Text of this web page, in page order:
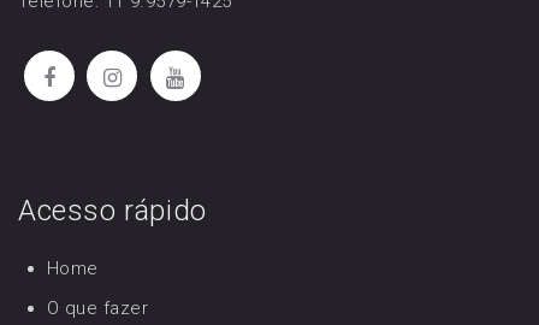
Acesso rápido
Home
O que fazer